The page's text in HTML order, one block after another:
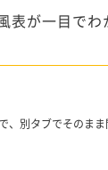
が一目でわ
、別タブでそのま